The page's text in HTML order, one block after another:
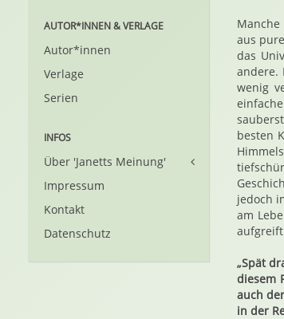
aus
das
andere.
wenig
besten
jedoch
am
„Spät
diesem
auch
in der
AUTOR*INNEN & VERLAGE
Autor*innen
Verlage
Serien
INFOS
Über 'Janetts Meinung'
Impressum
Kontakt
Datenschutz